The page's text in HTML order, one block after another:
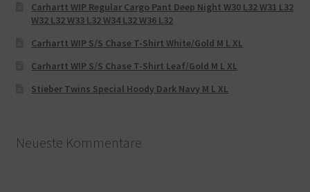
Carhartt WIP Regular Cargo Pant Deep Night W30 L32 W31 L32
W32 L32 W33 L32 W34 L32 W36 L32
Carhartt WIP S/S Chase T-Shirt White/Gold M L XL
Carhartt WIP S/S Chase T-Shirt Leaf/Gold M L XL
Stieber Twins Special Hoody Dark Navy M L XL
Neueste Kommentare